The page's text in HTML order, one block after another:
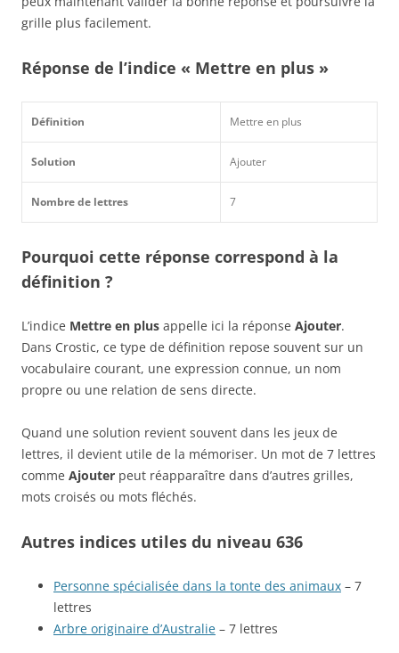
grille plus facilement.
Réponse de l’indice « Mettre en plus »
Définition Mettre en plus
Solution Ajouter
Nombre de lettres 7
Pourquoi cette réponse correspond à la
définition ?
L’indice Mettre en plus appelle ici la réponse Ajouter.
Dans Crostic, ce type de définition repose souvent sur un
vocabulaire courant, une expression connue, un nom
propre ou une relation de sens directe.
Quand une solution revient souvent dans les jeux de
lettres, il devient utile de la mémoriser. Un mot de 7 lettres
comme Ajouter peut réapparaître dans d’autres grilles,
mots croisés ou mots fléchés.
Autres indices utiles du niveau 636
Personne spécialisée dans la tonte des animaux – 7
lettres
Arbre originaire d’Australie – 7 lettres